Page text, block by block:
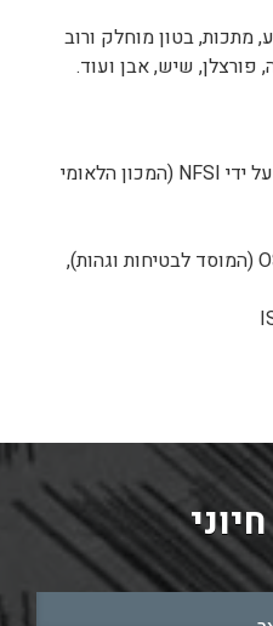
מתכות, בטון מוחלק ורוב
פורצלן, שיש, אבן ועוד.
• מאושר קטגוריית "חיכוך גבוה" על ידי NFSI (המכון הלאומי
• מאושר סטנדרטים של ה- OSHA (המוסד לבטיחות וגהות),